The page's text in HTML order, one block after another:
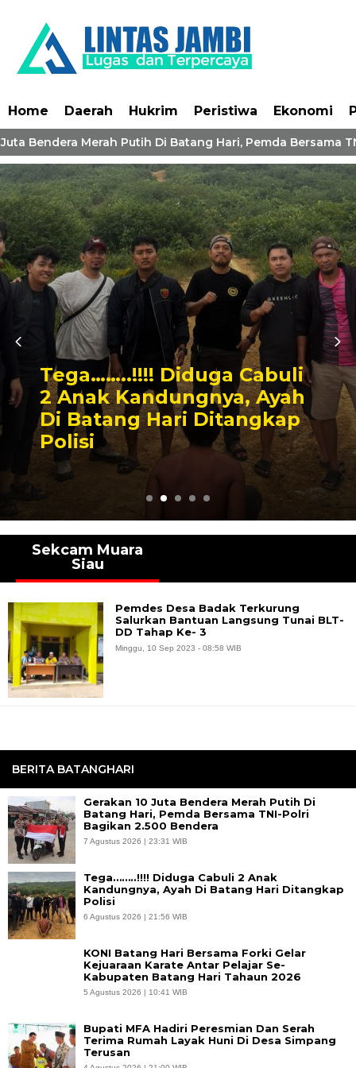
Home Daerah Hukrim Peristiwa Ekonomi
Bendera Merah Putih Di Batang Hari, Pemda Bersama
Tega……..!!!! Diduga Cabuli
2 Anak Kandungnya, Ayah
Di Batang Hari Ditangkap
Polisi
BERITA BATANGHARI
Gerakan 10 Juta Bendera Merah Putih Di
Batang Hari, Pemda Bersama TNI-Polri
Bagikan 2.500 Bendera
7 Agustus 2026 | 23:31 WIB
Tega……..!!!! Diduga Cabuli 2 Anak
Kandungnya, Ayah Di Batang Hari Ditangkap
Polisi
6 Agustus 2026 | 21:56 WIB
KONI Batang Hari Bersama Forki Gelar
Kejuaraan Karate Antar Pelajar Se-
Kabupaten Batang Hari Tahaun 2026
5 Agustus 2026 | 10:41 WIB
Bupati MFA Hadiri Peresmian Dan Serah
Terima Rumah Layak Huni Di Desa Simpang
Terusan
Sekcam Muara
Siau
Pemdes Desa Badak Terkurung
Salurkan Bantuan Langsung Tunai BLT-
DD Tahap Ke- 3
Minggu, 10 Sep 2023 - 08:58 WIB